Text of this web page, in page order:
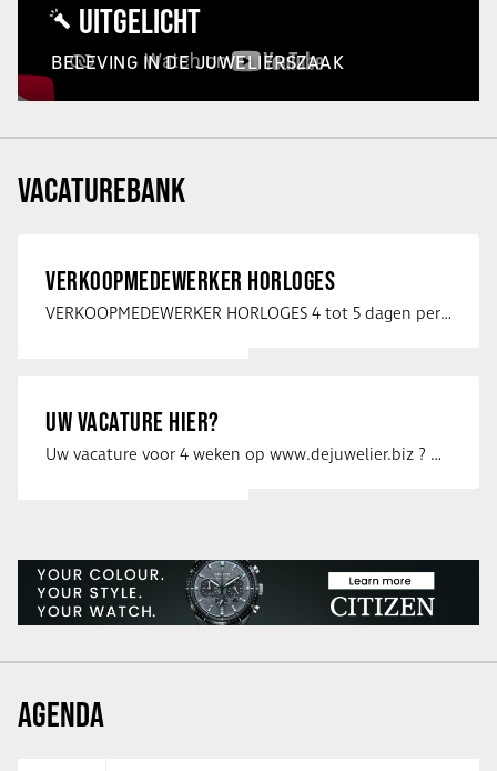
UITGELICHT
BELEVING IN DE JUWELIERSZAAK
VACATUREBANK
VERKOOPMEDEWERKER HORLOGES
VERKOOPMEDEWERKER HORLOGES 4 tot 5 dagen per week Heb jij een passie voor …
UW VACATURE HIER?
Uw vacature voor 4 weken op www.dejuwelier.biz ? Neem dan contact op met …
AGENDA